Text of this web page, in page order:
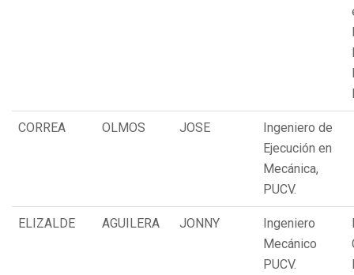
CORREA OLMOS JOSE
Ingeniero de
Ejecución en
Mecánica,
PUCV.
ELIZALDE AGUILERA JONNY
Ingeniero
Mecánico
PUCV.